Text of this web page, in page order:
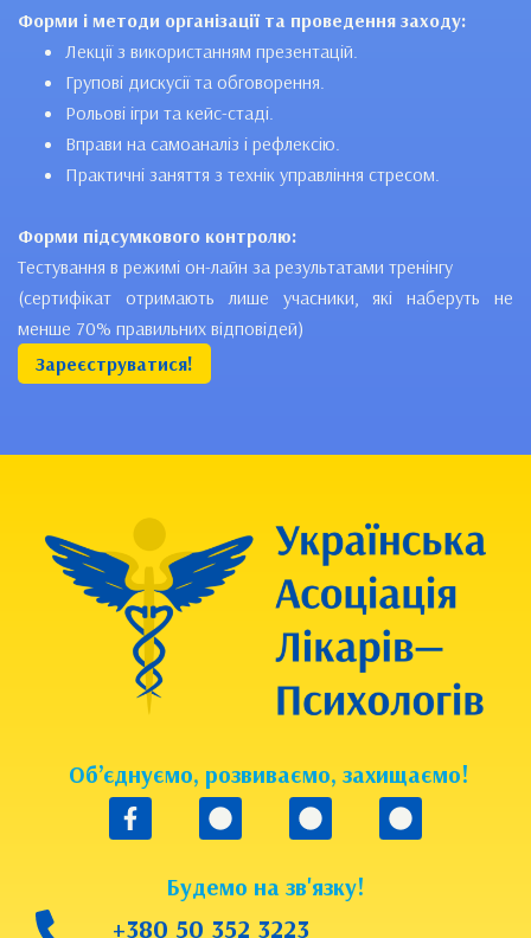
Форми і методи організації та проведення заходу:
Лекції з використанням презентацій.
Групові дискусії та обговорення.
Рольові ігри та кейс-стаді.
Вправи на самоаналіз і рефлексію.
Практичні заняття з технік управління стресом.
Форми підсумкового контролю:
Тестування в режимі он-лайн за результатами тренінгу
(сертифікат отримають лише учасники, які наберуть не
менше 70% правильних відповідей)
Зареєструватися!
Об’єднуємо, розвиваємо, захищаємо!
Будемо на зв'язку!
+380 50 352 3223